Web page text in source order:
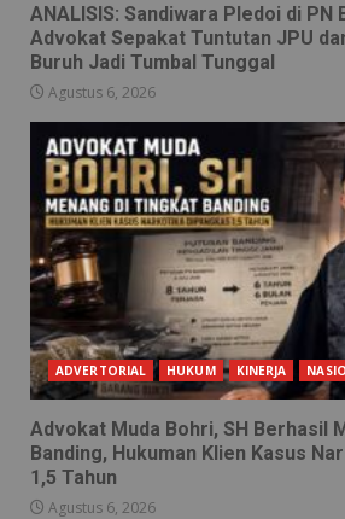
ANALISIS: Sandiwara Pledoi di PN
Advokat Sepakat Tuntutan JPU
Buruh Jadi Tumbal Tunggal
Agustus 6, 2026
ADVERTORIAL HUKUM KINERJA
Advokat Muda Bohri, SH Berhasil
Banding, Hukuman Klien Kasus
1,5 Tahun
Agustus 6, 2026